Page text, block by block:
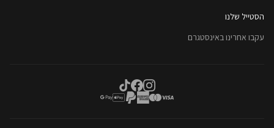
הסטייל שלנו
עקבו אחרינו באינסטגרם